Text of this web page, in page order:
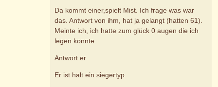
Da kommt einer,spielt Mist. Ich frage was war
das. Antwort von ihm, hat ja gelangt (hatten 61).
Meinte ich, ich hatte zum glück 0 augen die ich
legen konnte
Antwort er
Er ist halt ein siegertyp